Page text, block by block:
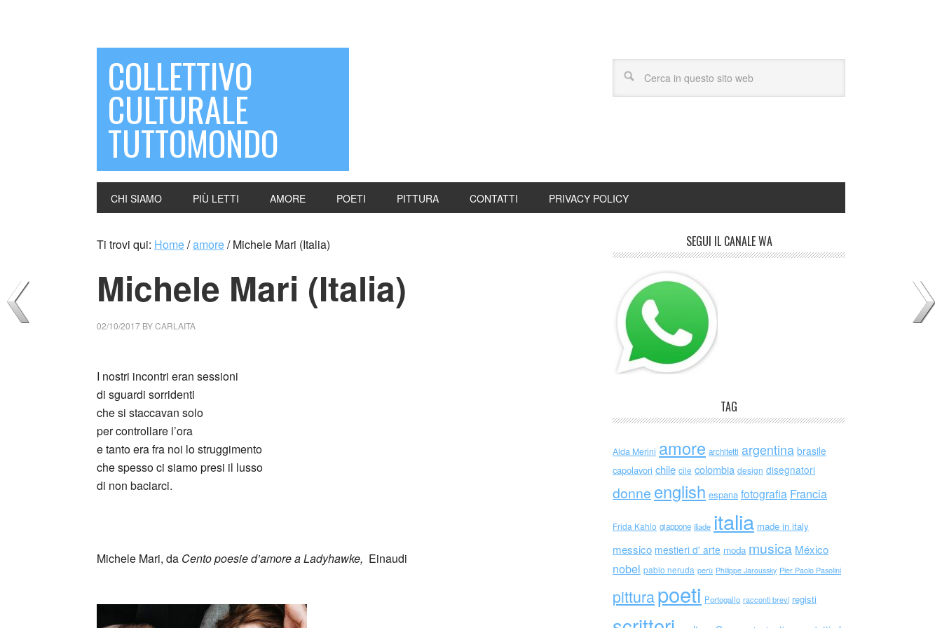
COLLETTIVO
CULTURALE
TUTTOMONDO
CHI SIAMO PIÙ LETTI AMORE POETI PITTURA CONTATTI PRIVACY POLICY
Ti trovi qui: Home/amore/Michele Mari (Italia)
Michele Mari (Italia)
02/10/2017 BYCARLAITA
I nostri incontri eran sessioni
di sguardi sorridenti
che si staccavan solo
per controllare l’ora
e tanto era fra noi lo struggimento
che spesso ci siamo presi il lusso
di non baciarci.
Michele Mari, da Cento poesie d’amore a Ladyhawke, Einaudi
SEGUI IL CANALE WA
TAG
Alda Merini amore architetti argentina brasile
capolavori chile cile colombia design disegnatori
donne english espana fotografia Francia
Frida Kahlo giappone iliade italia made in italy
messico mestieri d' arte moda musica México
nobel pablo neruda perù Philippe Jaroussky Pier Paolo Pasolini
pitturapoeti Portogallo racconti brevi registi